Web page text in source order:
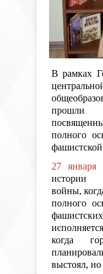
В рамках
прошли
полного
27 января
истории
войны,
полного
исполняется
когда
выстоял,